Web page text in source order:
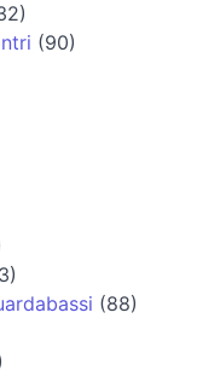
(90)
(88)